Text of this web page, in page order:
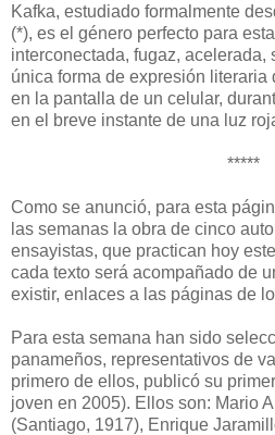
Kafka, estudiado formalmente
(*), es el género perfecto para
interconectada, fugaz, acelerada,
única forma de expresión literaria
en la pantalla de un celular,
en el breve instante de una luz
*****
Como se anunció, para esta
las semanas la obra de cinco
ensayistas, que practican hoy
cada texto será acompañado de
existir, enlaces a las páginas de
Para esta semana han sido
panameños, representativos de
primero de ellos, publicó su
joven en 2005). Ellos son: Mario
(Santiago, 1917), Enrique